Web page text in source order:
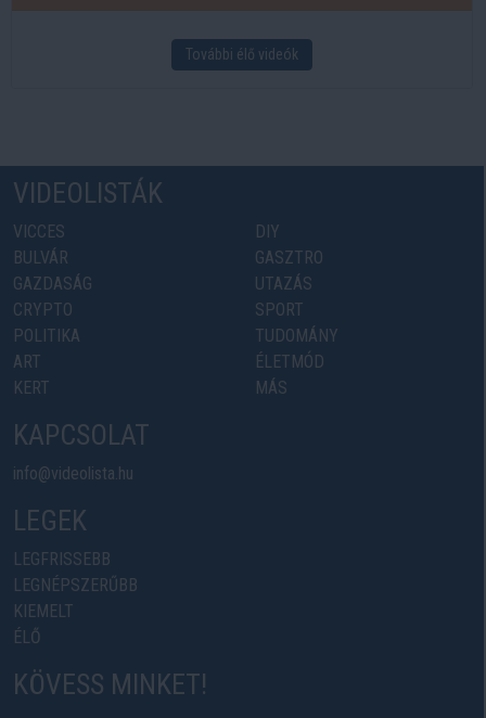
További élő videók
VIDEOLISTÁK
VICCES
BULVÁR
GAZDASÁG
CRYPTO
POLITIKA
ART
KERT
DIY
GASZTRO
UTAZÁS
SPORT
TUDOMÁNY
ÉLETMÓD
MÁS
KAPCSOLAT
info@videolista.hu
LEGEK
LEGFRISSEBB
LEGNÉPSZERŰBB
KIEMELT
ÉLŐ
KÖVESS MINKET!